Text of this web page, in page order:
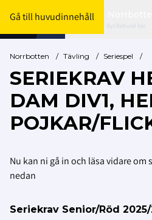
Gå till huvudinnehåll
Byt förbund här
Norrbotten / Tävling / Seriespel /
SERIEKRAV
DAM DIV1,
POJKAR/
Nu kan ni gå in och läsa vidare
nedan
Seriekrav Senior/Röd